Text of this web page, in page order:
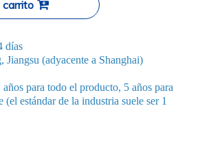
carrito
días
Jiangsu (adyacente a Shanghai)
para todo el producto, 5 años para
(el estándar de la industria suele ser 1